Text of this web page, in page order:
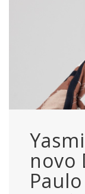
novo